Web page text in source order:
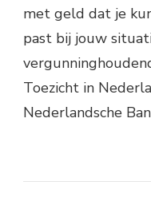
met geld dat je
past bij jouw
Toezicht in
Nederlandsche